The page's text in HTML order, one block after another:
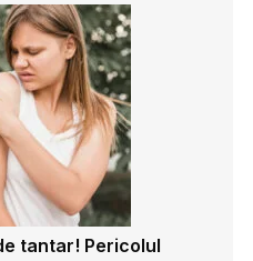
tantar! Pericolul